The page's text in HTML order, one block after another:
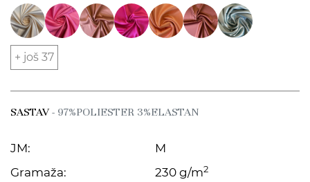
+ još 37
SASTAV- 97%POLIESTER 3%ELASTAN
JM:
M
Gramaža:
230 g/m2